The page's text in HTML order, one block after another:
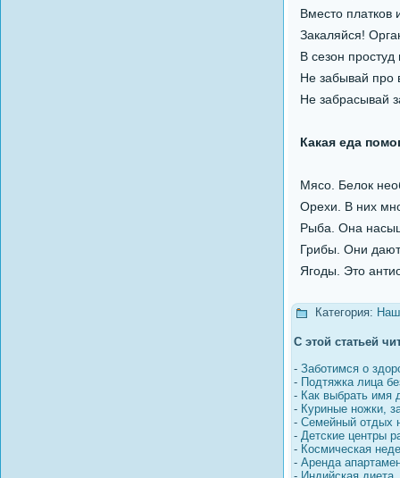
Вместо платков
Закаляйся!
В сезон
Не забывай про
Не забрасывай
Какая еда
Мясо. Белок
Орехи. В них
Рыба. Она
Грибы. Они
Ягоды. Это
Категория:
С этой статьей
- Заботимся о
- Подтяжка лица
- Как выбрать
- Куриные ножки,
- Семейный отдых
- Детские центры
- Космическая
- Аренда